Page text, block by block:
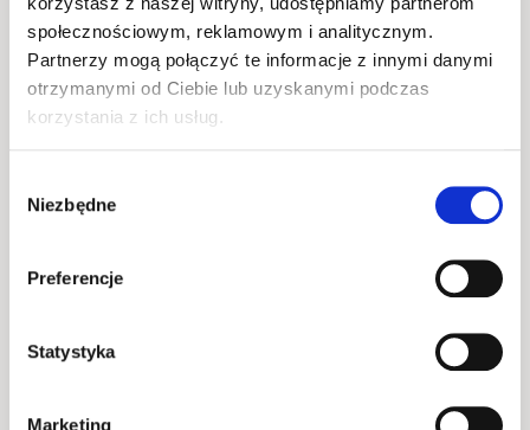
społecznościowym, reklamowym i analitycznym.
Partnerzy mogą połączyć te informacje z innymi danymi
otrzymanymi od Ciebie lub uzyskanymi podczas
korzystania z ich usług.
zgody
Niezbędne
Preferencje
Statystyka
Marketing
Dzięki swojej prostocie i elegancji, rozkładany
stół do jadalni w ciemnym dębie doskonale
sprawdzi się w różnych stylach wnętrz. Możesz go
zestawić z klasycznymi krzesłami, nowoczesnymi
mebel, który dopasuje się do Twojej wizji
jednocześnie przytulnego charakteru.
Funkcjonalność na co dzień i podczas